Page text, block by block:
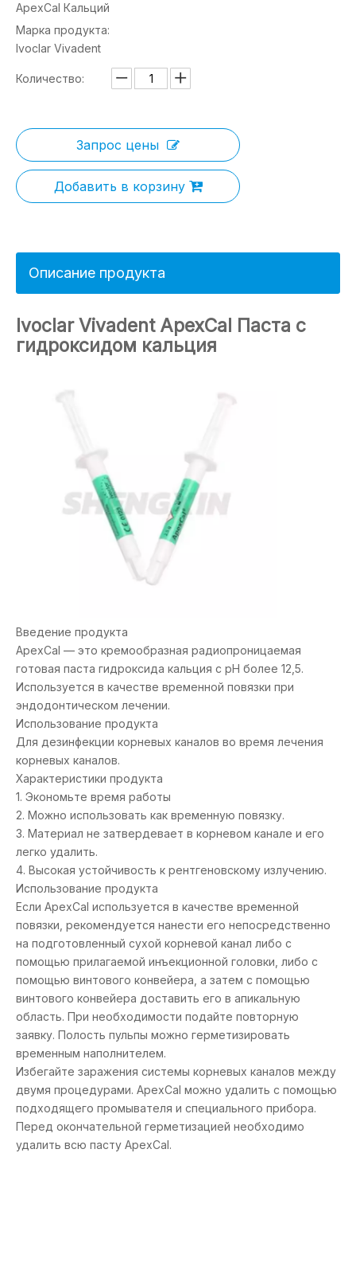
ApexCal Кальций
Марка продукта:
Ivoclar Vivadent
Количество:
Запрос цены
Добавить в корзину
Описание продукта
Ivoclar Vivadent ApexCal Паста с
гидроксидом кальция
Введение продукта
ApexCal — это кремообразная радиопроницаемая
готовая паста гидроксида кальция с pH более 12,5.
Используется в качестве временной повязки при
эндодонтическом лечении.
Использование продукта
Для дезинфекции корневых каналов во время лечения
корневых каналов.
Характеристики продукта
1. Экономьте время работы
2. Можно использовать как временную повязку.
3. Материал не затвердевает в корневом канале и его
легко удалить.
4. Высокая устойчивость к рентгеновскому излучению.
Использование продукта
Если ApexCal используется в качестве временной
повязки, рекомендуется нанести его непосредственно
на подготовленный сухой корневой канал либо с
помощью прилагаемой инъекционной головки, либо с
помощью винтового конвейера, а затем с помощью
винтового конвейера доставить его в апикальную
область. При необходимости подайте повторную
заявку. Полость пульпы можно герметизировать
временным наполнителем.
Избегайте заражения системы корневых каналов между
двумя процедурами. ApexCal можно удалить с помощью
подходящего промывателя и специального прибора.
Перед окончательной герметизацией необходимо
удалить всю пасту ApexCal.